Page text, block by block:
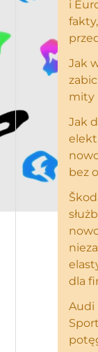
i
Jak
mity
Jak
bez
dla
Audi